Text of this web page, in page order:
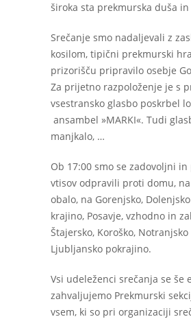
široka sta prekmurska duša in
Srečanje smo nadaljevali z
kosilom, tipični prekmurski
prizorišču pripravilo osebje
Za prijetno razpoloženje je s
vsestransko glasbo poskrbel
ansambel »MARKI«. Tudi
manjkalo, …
Ob 17:00 smo se zadovoljni
vtisov odpravili proti domu,
obalo, na Gorenjsko,
krajino, Posavje, vzhodno in
Štajersko, Koroško,
Ljubljansko pokrajino.
Vsi udeleženci srečanja se še
zahvaljujemo Prekmurski
vsem, ki so pri organizaciji